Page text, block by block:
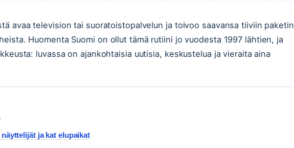
avaa television tai suoratoistopalvelun ja toivoo saavansa tiiviin paketin
Huomenta Suomi on ollut tämä rutiini jo vuodesta 1997 lähtien, ja
luvassa on ajankohtaisia uutisia, keskustelua ja vieraita aina
ja kat elupaikat